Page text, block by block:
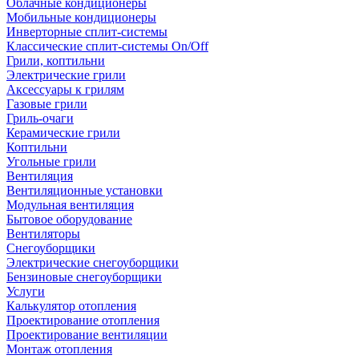
Облачные кондиционеры
Мобильные кондиционеры
Инверторные сплит-системы
Классические сплит-системы On/Off
Грили, коптильни
Электрические грили
Аксессуары к грилям
Газовые грили
Гриль-очаги
Керамические грили
Коптильни
Угольные грили
Вентиляция
Вентиляционные установки
Модульная вентиляция
Бытовое оборудование
Вентиляторы
Снегоуборщики
Электрические снегоуборщики
Бензиновые снегоуборщики
Услуги
Калькулятор отопления
Проектирование отопления
Проектирование вентиляции
Монтаж отопления